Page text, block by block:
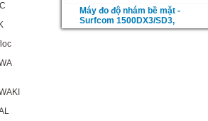
Máy đo độ nhám bề mặt -
Surfcom 1500DX3/SD3,